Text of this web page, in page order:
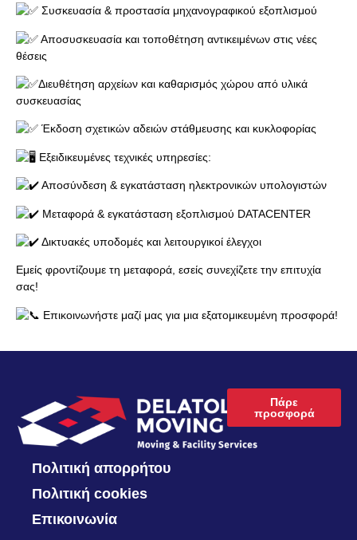
Συσκευασία & προστασία μηχανογραφικού εξοπλισμού
Αποσυσκευασία και τοποθέτηση αντικειμένων στις νέες
θέσεις
Διευθέτηση αρχείων και καθαρισμός χώρου από υλικά
συσκευασίας
Έκδοση σχετικών αδειών στάθμευσης και κυκλοφορίας
Εξειδικευμένες τεχνικές υπηρεσίες:
Αποσύνδεση & εγκατάσταση ηλεκτρονικών υπολογιστών
Μεταφορά & εγκατάσταση εξοπλισμού DATACENTER
Δικτυακές υποδομές και λειτουργικοί έλεγχοι
Εμείς φροντίζουμε τη μεταφορά, εσείς συνεχίζετε την επιτυχία
σας!
Επικοινωνήστε μαζί μας για μια εξατομικευμένη προσφορά!
Πάρε
προσφορά
Πολιτική απορρήτου
Πολιτική cookies
Επικοινωνία